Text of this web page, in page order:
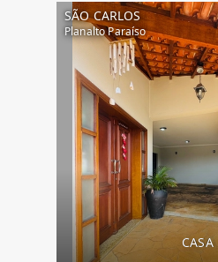
SÃO CARLOS
Planalto Paraíso
CASA